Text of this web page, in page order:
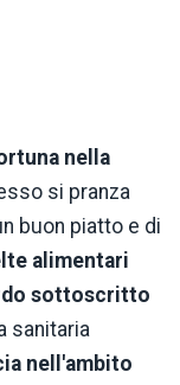
nella
si pranza
buon piatto e di
alimentari
sottoscritto
sanitaria
nell'ambito